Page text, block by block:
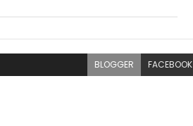
BLOGGER FACEBOOK